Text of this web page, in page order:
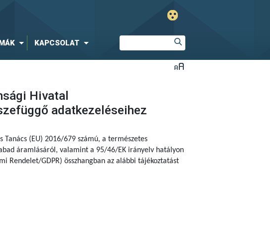
KAPCSOLAT
Hivatal
adatkezeléseihez
(EU) 2016/679 számú, a természetes
áramlásáról, valamint a 95/46/EK irányelv hatályon
Rendelet/GDPR) összhangban az alábbi tájékoztatást